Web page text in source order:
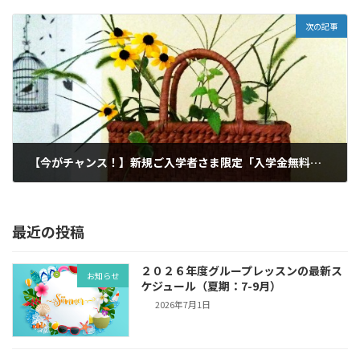
次の記事
【今がチャンス！】新規ご入学者さま限定「入学金無料サマーキャンペーン」実施中！～8/16まで
最近の投稿
お知らせ
２０２６年度グループレッスンの最新ス
ケジュール（夏期：7-9月）
2026年7月1日